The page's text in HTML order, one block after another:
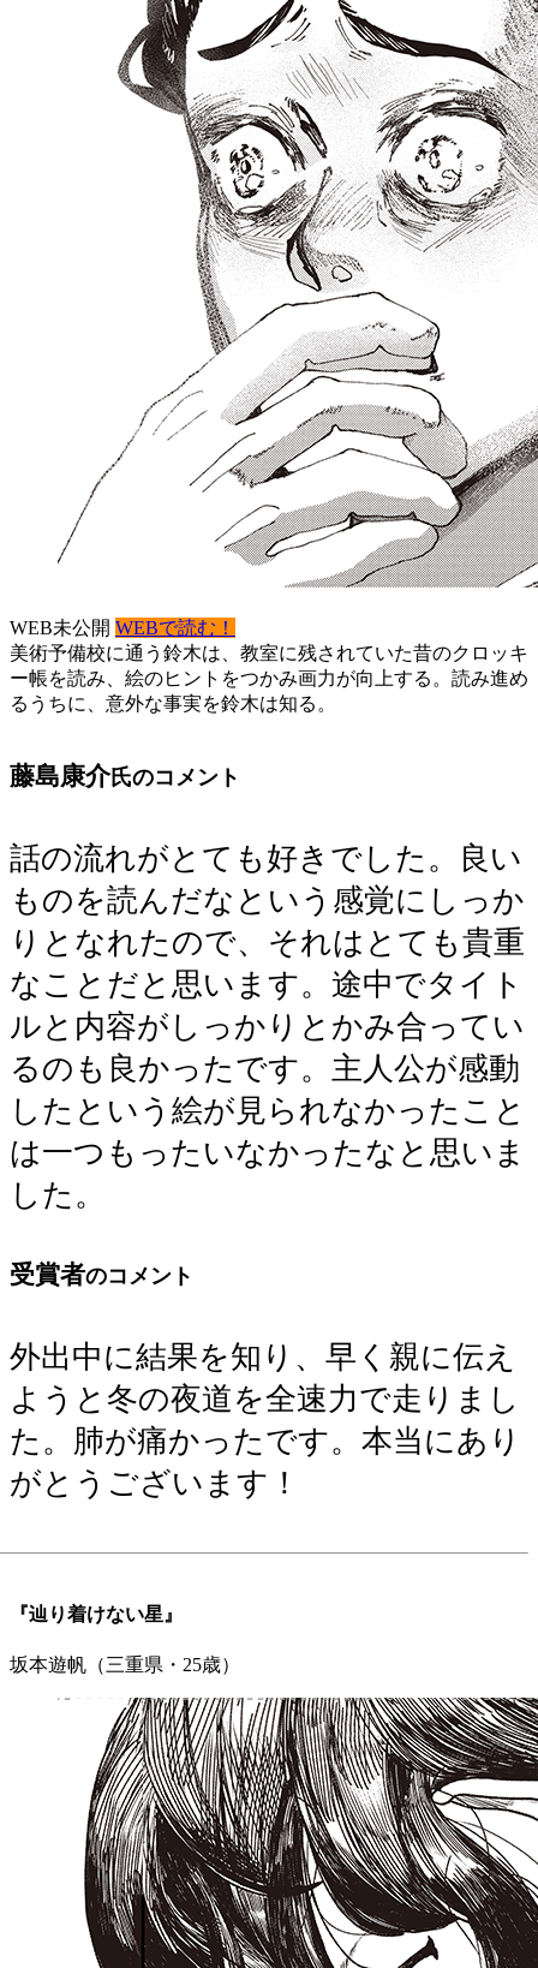
WEB未公開 WEBで読む！
美術予備校に通う鈴木は、教室に残されていた昔のクロッキ
ー帳を読み、絵のヒントをつかみ画力が向上する。読み進め
るうちに、意外な事実を鈴木は知る。
藤島康介氏のコメント
話の流れがとても好きでした。良い
ものを読んだなという感覚にしっか
りとなれたので、それはとても貴重
なことだと思います。途中でタイト
ルと内容がしっかりとかみ合ってい
るのも良かったです。主人公が感動
したという絵が見られなかったこと
は一つもったいなかったなと思いま
した。
受賞者のコメント
外出中に結果を知り、早く親に伝え
ようと冬の夜道を全速力で走りまし
た。肺が痛かったです。本当にあり
がとうございます！
『辿り着けない星』
坂本遊帆（三重県・25歳）